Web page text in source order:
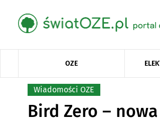
OZE
Wiadomości OZE
Bird Zero –